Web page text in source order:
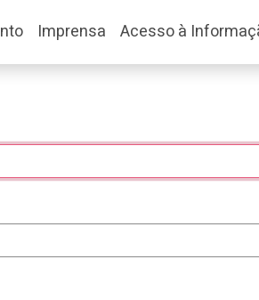
Imprensa Acesso à